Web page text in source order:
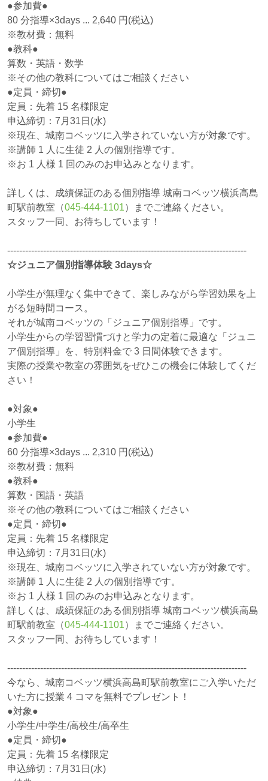
●参加費●
80 分指導×3days ... 2,640 円(税込)
※教材費：無料
●教科●
算数・英語・数学
※その他の教科についてはご相談ください
●定員・締切●
定員：先着 15 名様限定
申込締切：7月31日(水)
※現在、城南コベッツに入学されていない方が対象です。
※講師 1 人に生徒 2 人の個別指導です。
※お 1 人様 1 回のみのお申込みとなります。
詳しくは、成績保証のある個別指導 城南コベッツ横浜高島
町駅前教室（045-444-1101）までご連絡ください。
スタッフ一同、お待ちしています！
--------------------------------------------------------------------------------
☆ジュニア個別指導体験 3days☆
小学生が無理なく集中できて、楽しみながら学習効果を上
がる短時間コース。
それが城南コベッツの「ジュニア個別指導」です。
小学生からの学習習慣づけと学力の定着に最適な「ジュニ
ア個別指導」を、特別料金で 3 日間体験できます。
実際の授業や教室の雰囲気をぜひこの機会に体験してくだ
さい！
●対象●
小学生
●参加費●
60 分指導×3days ... 2,310 円(税込)
※教材費：無料
●教科●
算数・国語・英語
※その他の教科についてはご相談ください
●定員・締切●
定員：先着 15 名様限定
申込締切：7月31日(水)
※現在、城南コベッツに入学されていない方が対象です。
※講師 1 人に生徒 2 人の個別指導です。
※お 1 人様 1 回のみのお申込みとなります。
詳しくは、成績保証のある個別指導 城南コベッツ横浜高島
町駅前教室（045-444-1101）までご連絡ください。
スタッフ一同、お待ちしています！
--------------------------------------------------------------------------------
今なら、城南コベッツ横浜高島町駅前教室にご入学いただ
いた方に授業 4 コマを無料でプレゼント！
●対象●
小学生/中学生/高校生/高卒生
●定員・締切●
定員：先着 15 名様限定
申込締切：7月31日(水)